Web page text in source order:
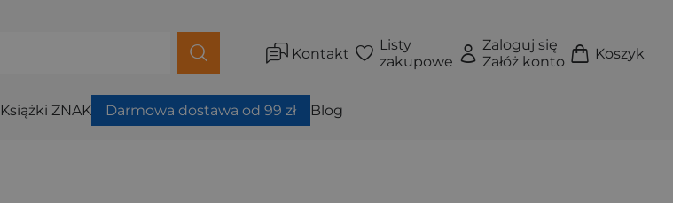
Kontakt
Listy
zakupowe
Zaloguj się
Załóż konto
Koszyk
Książki ZNAK Darmowa dostawa od 99 zł Blog